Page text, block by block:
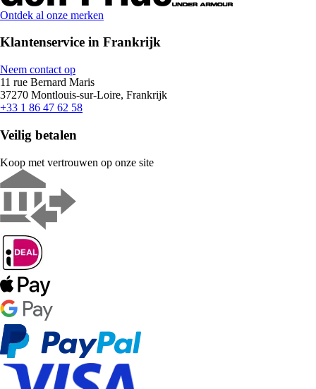
Ontdek al onze merken
Klantenservice in Frankrijk
Neem contact op
11 rue Bernard Maris
37270 Montlouis-sur-Loire, Frankrijk
+33 1 86 47 62 58
Veilig betalen
Koop met vertrouwen op onze site